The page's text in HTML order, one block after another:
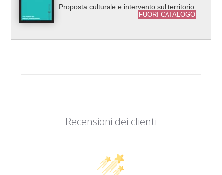
Proposta culturale e intervento sul territorio
FUORI CATALOGO
Recensioni dei clienti